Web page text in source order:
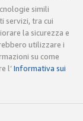
simili
servizi, tra cui
la sicurezza e
utilizzare i
su come
l’Informativa sui